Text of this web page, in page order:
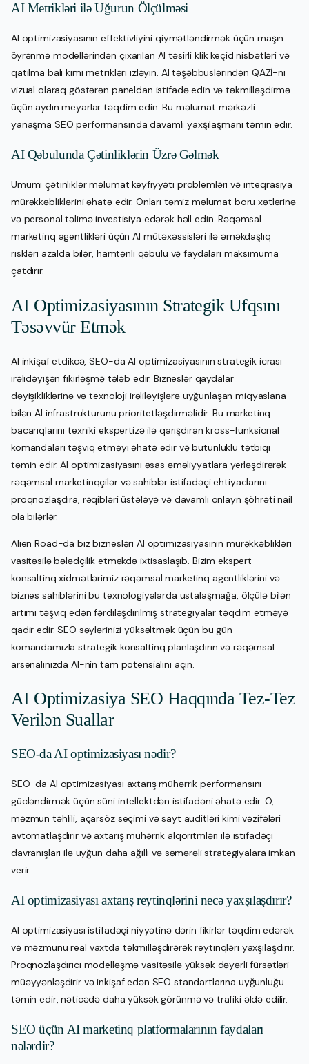
AI Metrikləri ilə Uğurun Ölçülməsi
AI optimizasiyasının effektivliyini qiymətləndirmək üçün maşın
öyrənmə modellərindən çıxarılan AI təsirli klik keçid nisbətləri və
qatılma balı kimi metrikləri izləyin. AI təşəbbüslərindən QAZİ-ni
vizual olaraq göstərən paneldan istifadə edin və təkmilləşdirmə
üçün aydın meyarlar təqdim edin. Bu məlumat mərkəzli
yanaşma SEO performansında davamlı yaxşılaşmanı təmin edir.
AI Qəbulunda Çətinliklərin Üzrə Gəlmək
Ümumi çətinliklər məlumat keyfiyyəti problemləri və inteqrasiya
mürəkkəbliklərini əhatə edir. Onları təmiz məlumat boru xətlərinə
və personal təlimə investisiya edərək həll edin. Rəqəmsal
marketinq agentlikləri üçün AI mütəxəssisləri ilə əməkdaşlıq
riskləri azalda bilər, hamtənli qəbulu və faydaları maksimuma
çatdırır.
AI Optimizasiyasının Strategik Ufqsını
Təsəvvür Etmək
AI inkişaf etdikcə, SEO-da AI optimizasiyasının strategik icrası
irəlidəyişən fikirləşmə tələb edir. Bizneslər qaydalar
dəyişikliklərinə və texnoloji irəliləyişlərə uyğunlaşan miqyaslana
bilən AI infrastrukturunu prioritetləşdirməlidir. Bu marketinq
bacarıqlarını texniki ekspertizə ilə qarışdıran kross-funksional
komandaları təşviq etməyi əhatə edir və bütünlüklü tətbiqi
təmin edir. AI optimizasiyasını əsas əməliyyatlara yerləşdirərək
rəqəmsal marketinqçilər və sahiblər istifadəçi ehtiyaclarını
proqnozlaşdıra, rəqibləri üstələyə və davamlı onlayn şöhrəti nail
ola bilərlər.
Alien Road-da biz biznesləri AI optimizasiyasının mürəkkəblikləri
vasitəsilə bələdçilik etməkdə ixtisaslaşıb. Bizim ekspert
konsaltinq xidmətlərimiz rəqəmsal marketinq agentliklərini və
biznes sahiblərini bu texnologiyalarda ustalaşmağa, ölçülə bilən
artımı təşviq edən fərdiləşdirilmiş strategiyalar təqdim etməyə
qadir edir. SEO səylərinizi yüksəltmək üçün bu gün
komandamızla strategik konsaltinq planlaşdırın və rəqəmsal
arsenalınızda AI-nin tam potensialını açın.
AI Optimizasiya SEO Haqqında Tez-Tez
Verilən Suallar
SEO-da AI optimizasiyası nədir?
SEO-da AI optimizasiyası axtarış mühərrik performansını
gücləndirmək üçün süni intellektdən istifadəni əhatə edir. O,
məzmun təhlili, açarsöz seçimi və sayt auditləri kimi vəzifələri
avtomatlaşdırır və axtarış mühərrik alqoritmləri ilə istifadəçi
davranışları ilə uyğun daha ağıllı və səmərəli strategiyalara imkan
verir.
AI optimizasiyası axtarış reytinqlərini necə yaxşılaşdırır?
AI optimizasiyası istifadəçi niyyətinə dərin fikirlər təqdim edərək
və məzmunu real vaxtda təkmilləşdirərək reytinqləri yaxşılaşdırır.
Proqnozlaşdırıcı modelləşmə vasitəsilə yüksək dəyərli fürsətləri
müəyyənləşdirir və inkişaf edən SEO standartlarına uyğunluğu
təmin edir, nəticədə daha yüksək görünmə və trafiki əldə edilir.
SEO üçün AI marketinq platformalarının faydaları
nələrdir?